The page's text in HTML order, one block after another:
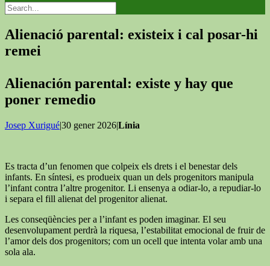
Alienació parental: existeix i cal posar-hi
remei
Alienación parental: existe y hay que
poner remedio
Josep Xurigué|30 gener 2026|Línia
Es tracta d’un fenomen que colpeix els drets i el benestar dels
infants. En síntesi, es produeix quan un dels progenitors manipula
l’infant contra l’altre progenitor. Li ensenya a odiar-lo, a repudiar-lo
i separa el fill alienat del progenitor alienat.
Les conseqüències per a l’infant es poden imaginar. El seu
desenvolupament perdrà la riquesa, l’estabilitat emocional de fruir de
l’amor dels dos progenitors; com un ocell que intenta volar amb una
sola ala.